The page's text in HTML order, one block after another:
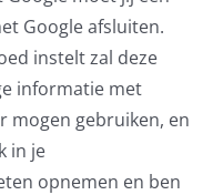
Google afsluiten.
instelt zal deze
informatie met
mogen gebruiken, en
in je
opnemen en ben